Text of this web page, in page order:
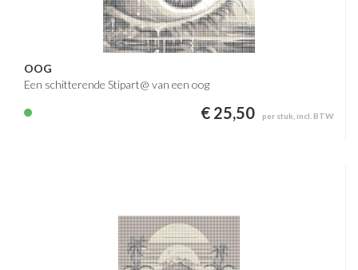
OOG
Een schitterende Stipart@ van een oog
€ 25,50 per stuk, incl. BTW